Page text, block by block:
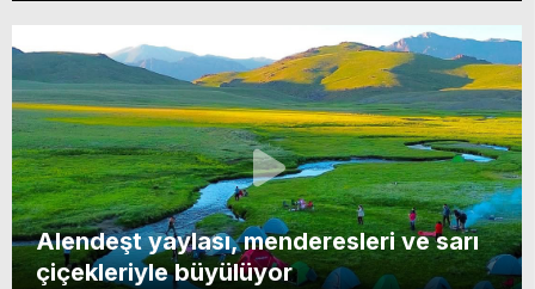
Alendeşt yaylası, menderesleri ve sarı
çiçekleriyle büyülüyor